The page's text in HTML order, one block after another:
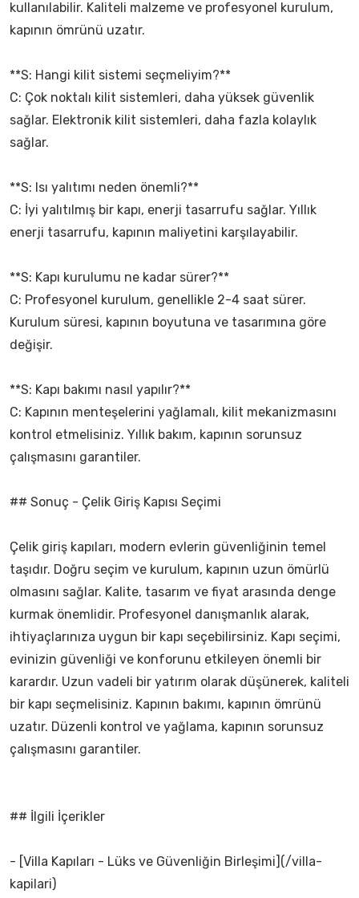
kullanılabilir. Kaliteli malzeme ve profesyonel kurulum,
kapının ömrünü uzatır.
**S: Hangi kilit sistemi seçmeliyim?**
C: Çok noktalı kilit sistemleri, daha yüksek güvenlik
sağlar. Elektronik kilit sistemleri, daha fazla kolaylık
sağlar.
**S: Isı yalıtımı neden önemli?**
C: İyi yalıtılmış bir kapı, enerji tasarrufu sağlar. Yıllık
enerji tasarrufu, kapının maliyetini karşılayabilir.
**S: Kapı kurulumu ne kadar sürer?**
C: Profesyonel kurulum, genellikle 2-4 saat sürer.
Kurulum süresi, kapının boyutuna ve tasarımına göre
değişir.
**S: Kapı bakımı nasıl yapılır?**
C: Kapının menteşelerini yağlamalı, kilit mekanizmasını
kontrol etmelisiniz. Yıllık bakım, kapının sorunsuz
çalışmasını garantiler.
## Sonuç - Çelik Giriş Kapısı Seçimi
Çelik giriş kapıları, modern evlerin güvenliğinin temel
taşıdır. Doğru seçim ve kurulum, kapının uzun ömürlü
olmasını sağlar. Kalite, tasarım ve fiyat arasında denge
kurmak önemlidir. Profesyonel danışmanlık alarak,
ihtiyaçlarınıza uygun bir kapı seçebilirsiniz. Kapı seçimi,
evinizin güvenliği ve konforunu etkileyen önemli bir
karardır. Uzun vadeli bir yatırım olarak düşünerek, kaliteli
bir kapı seçmelisiniz. Kapının bakımı, kapının ömrünü
uzatır. Düzenli kontrol ve yağlama, kapının sorunsuz
çalışmasını garantiler.
## İlgili İçerikler
- [Villa Kapıları - Lüks ve Güvenliğin Birleşimi](/villa-
kapilari)